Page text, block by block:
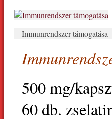
Immunrendszer támogatása
500 mg/
60 db.